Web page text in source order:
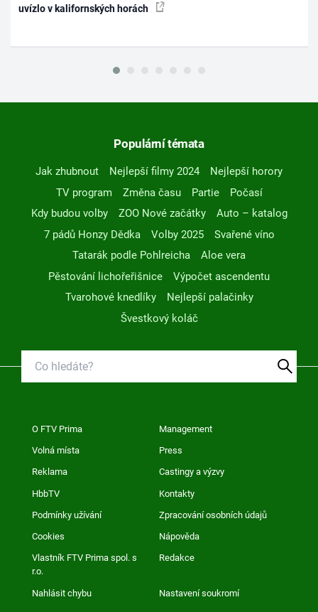
uvízlo v kalifornských horách
Populární témata
Jak zhubnout Nejlepší filmy 2024
Nejlepší horory
TV program
Změna času Partie
Počasí
Kdy budou volby
ZOO Nové začátky
Auto – katalog
7 pádů Honzy Dědka
Volby 2025
Svařené víno
Tatarák podle Pohlreicha
Aloe vera
Pěstování lichořeřišnice
Výpočet ascendentu
Tvarohové knedlíky
Nejlepší palačinky
Švestkový koláč
O FTV Prima Management
Volná místa Press
Reklama Castingy a výzvy
HbbTV Kontakty
Podmínky užívání Zpracování osobních údajů
Cookies Nápověda
Vlastník FTV Prima spol. s
r.o.
Redakce
Nahlásit chybu Nastavení soukromí